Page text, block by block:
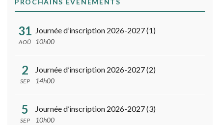
31
AOÛ
Journée d’inscription 2026-2027 (1)
10h00
2
SEP
Journée d’inscription 2026-2027 (2)
14h00
5
SEP
Journée d’inscription 2026-2027 (3)
10h00